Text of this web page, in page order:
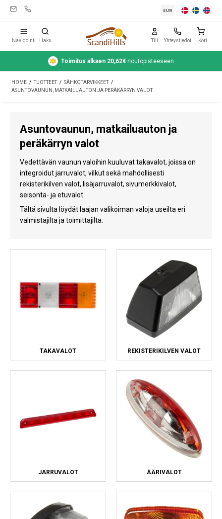
Leirintävarusteet
Teltat
Puhdistus ja hoito
Matkavarusteet
Auto ja peräkärry
Kaasu
Vesi
Varaosat
EUR
Navigointi Haku Tili Yhteystiedot Kori
Toimitus alkaen 20,62€ noutopisteeseen
HOME / TUOTTEET / SÄHKÖTARVIKKEET /
ASUNTOVAUNUN, MATKAILUAUTON JA PERÄKÄRRYN VALOT
Asuntovaunun, matkailuauton ja
peräkärryn valot
Vedettävän vaunun valoihin kuuluvat takavalot, joissa on
integroidut jarruvalot, vilkut sekä mahdollisesti
rekisterikilven valot, lisäjarruvalot, sivumerkkivalot,
seisonta- ja etuvalot.
Tältä sivulta löydät laajan valikoiman valoja useilta eri
valmistajilta ja toimittajilta.
TAKAVALOT REKISTERIKILVEN VALOT
JARRUVALOT ÄÄRIVALOT